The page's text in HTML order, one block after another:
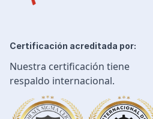
Certificación acreditada por:
Nuestra certificación tiene
respaldo internacional.